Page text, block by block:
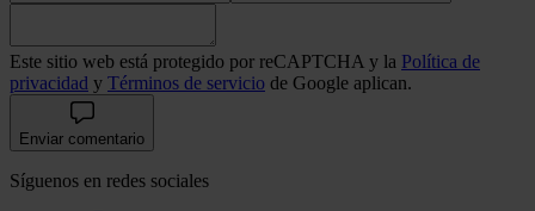
Este sitio web está protegido por reCAPTCHA y la Política de
privacidad y Términos de servicio de Google aplican.
Enviar comentario
Síguenos en redes sociales